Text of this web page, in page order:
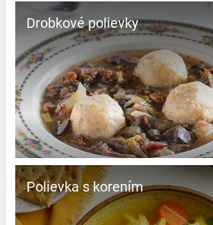
Drobkové polievky
Polievka s korením